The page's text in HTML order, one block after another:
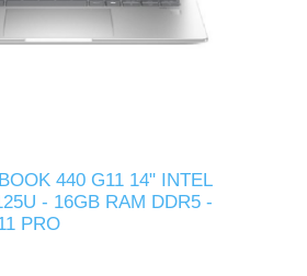
440 G11 14" INTEL
- 16GB RAM DDR5 -
PRO